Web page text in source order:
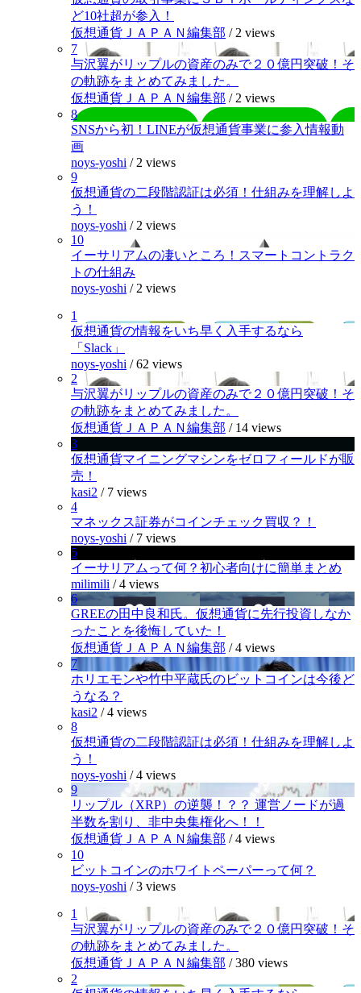
ど10社超が参入！
仮想通貨ＪＡＰＡＮ編集部 / 2 views
7
与沢翼がリップルの資産のみで２０億円突破！そ
の軌跡をまとめてみました。
仮想通貨ＪＡＰＡＮ編集部 / 2 views
8
SNSから初！LINEが仮想通貨事業に参入情報動
画
noys-yoshi / 2 views
9
仮想通貨の二段階認証は必須！仕組みを理解しよ
う！
noys-yoshi / 2 views
10
イーサリアムの凄いところ！スマートコントラク
トの仕組み
noys-yoshi / 2 views
1
仮想通貨の情報をいち早く入手するなら
「Slack」
noys-yoshi /62 views
2
与沢翼がリップルの資産のみで２０億円突破！そ
の軌跡をまとめてみました。
仮想通貨ＪＡＰＡＮ編集部 / 14 views
3
仮想通貨マイニングマシンをゼロフィールドが販
売！
kasi2 / 7 views
4
マネックス証券がコインチェック買収？！
noys-yoshi / 7 views
5
イーサリアムって何？初心者向けに簡単まとめ
milimili /4 views
6
GREEの田中良和氏。仮想通貨に先行投資しなか
ったことを後悔していた！
仮想通貨ＪＡＰＡＮ編集部 /4 views
7
ホリエモンや竹中平蔵氏のビットコインは今後ど
うなる？
kasi2 /4 views
8
仮想通貨の二段階認証は必須！仕組みを理解しよ
う！
noys-yoshi /4 views
9
リップル（XRP）の逆襲！？？ 運営ノードが過
半数を割り、非中央集権化へ！！
仮想通貨ＪＡＰＡＮ編集部 /4 views
10
ビットコインのホワイトペーパーって何？
noys-yoshi /3 views
1
与沢翼がリップルの資産のみで２０億円突破！そ
の軌跡をまとめてみました。
仮想通貨ＪＡＰＡＮ編集部 /380 views
2